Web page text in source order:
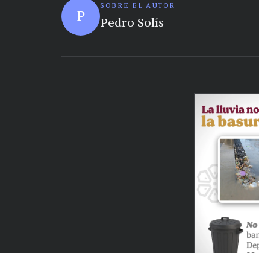
P
SOBRE EL AUTOR
Pedro Solís